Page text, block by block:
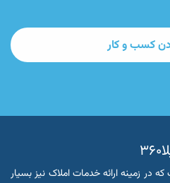
کسب و کار
در زمینه ارائه خدمات املاک نیز بسیار